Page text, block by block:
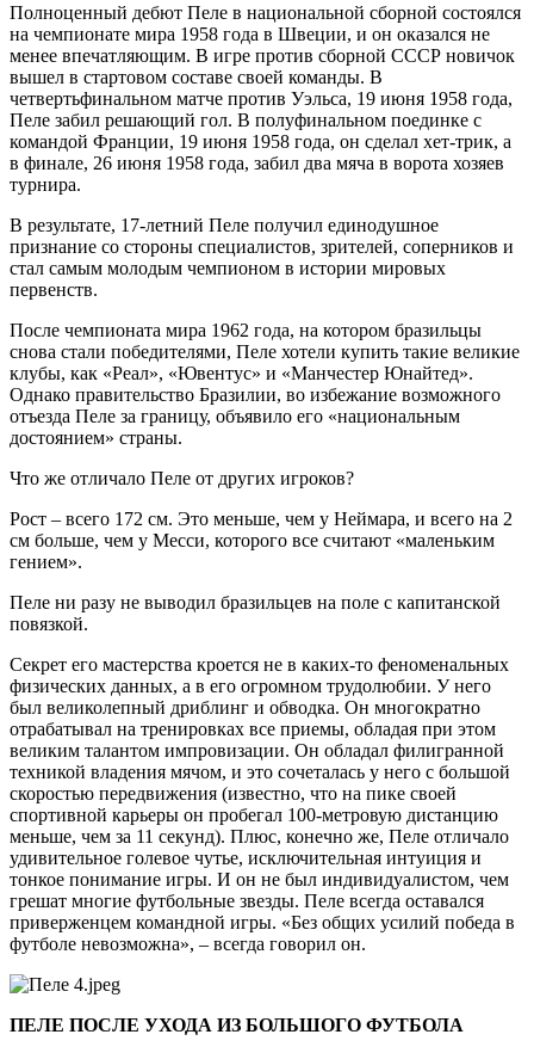
Полноценный дебют Пеле в национальной сборной состоялся
на чемпионате мира 1958 года в Швеции, и он оказался не
менее впечатляющим. В игре против сборной СССР новичок
вышел в стартовом составе своей команды. В
четвертьфинальном матче против Уэльса, 19 июня 1958 года,
Пеле забил решающий гол. В полуфинальном поединке с
командой Франции, 19 июня 1958 года, он сделал хет-трик, а
в финале, 26 июня 1958 года, забил два мяча в ворота хозяев
турнира.
В результате, 17-летний Пеле получил единодушное
признание со стороны специалистов, зрителей, соперников и
стал самым молодым чемпионом в истории мировых
первенств.
После чемпионата мира 1962 года, на котором бразильцы
снова стали победителями, Пеле хотели купить такие великие
клубы, как «Реал», «Ювентус» и «Манчестер Юнайтед».
Однако правительство Бразилии, во избежание возможного
отъезда Пеле за границу, объявило его «национальным
достоянием» страны.
Что же отличало Пеле от других игроков?
Рост – всего 172 см. Это меньше, чем у Неймара, и всего на 2
см больше, чем у Месси, которого все считают «маленьким
гением».
Пеле ни разу не выводил бразильцев на поле с капитанской
повязкой.
Секрет его мастерства кроется не в каких-то феноменальных
физических данных, а в его огромном трудолюбии. У него
был великолепный дриблинг и обводка. Он многократно
отрабатывал на тренировках все приемы, обладая при этом
великим талантом импровизации. Он обладал филигранной
техникой владения мячом, и это сочеталась у него с большой
скоростью передвижения (известно, что на пике своей
спортивной карьеры он пробегал 100-метровую дистанцию
меньше, чем за 11 секунд). Плюс, конечно же, Пеле отличало
удивительное голевое чутье, исключительная интуиция и
тонкое понимание игры. И он не был индивидуалистом, чем
грешат многие футбольные звезды. Пеле всегда оставался
приверженцем командной игры. «Без общих усилий победа в
футболе невозможна», – всегда говорил он.
ПЕЛЕ ПОСЛЕ УХОДА ИЗ БОЛЬШОГО ФУТБОЛА